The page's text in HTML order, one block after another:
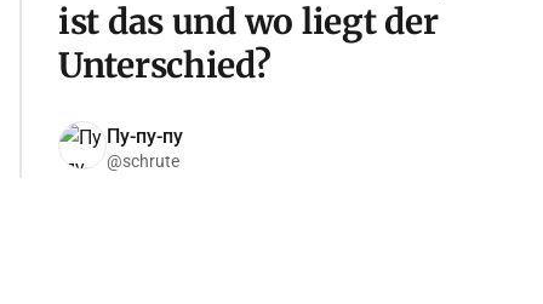
ist das und wo liegt der
Unterschied?
Пу-пу-пу
@schrute